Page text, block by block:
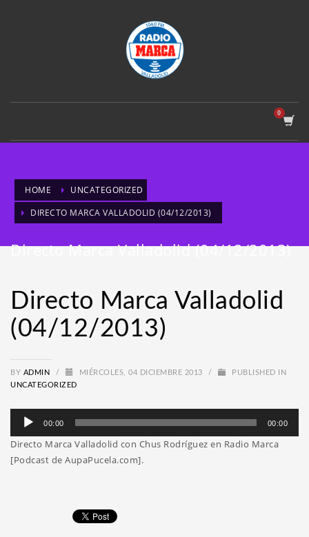
HOME
UNCATEGORIZED
DIRECTO MARCA VALLADOLID (04/12/2013)
Directo Marca Valladolid (04/12/2013)
Directo Marca Valladolid
(04/12/2013)
BY ADMIN / MIÉRCOLES, 04 DICIEMBRE 2013 /
PUBLISHED IN
UNCATEGORIZED
Reproductor
audio
00:00 00:00
Directo Marca Valladolid con Chus Rodríguez en Radio Marca
[Podcast de AupaPucela.com].